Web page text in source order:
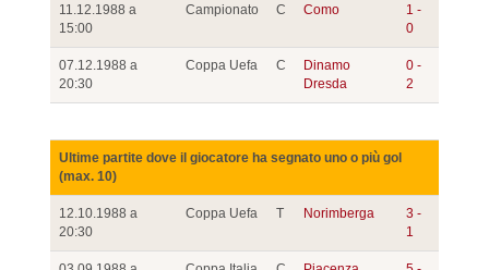
11.12.1988 a
15:00
Campionato C Como
1 -
0
07.12.1988 a
20:30
Coppa Uefa C
Dinamo
Dresda
0 -
2
Ultime partite dove il giocatore ha segnato uno o più gol
(max. 10)
12.10.1988 a
20:30
Coppa Uefa T Norimberga
3 -
1